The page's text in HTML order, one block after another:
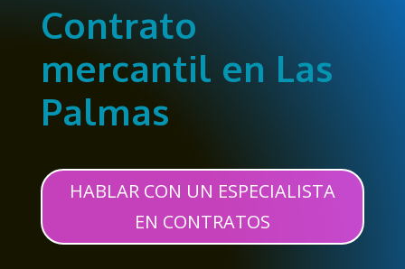
Contrato
mercantil en Las
Palmas
HABLAR CON UN ESPECIALISTA
EN CONTRATOS